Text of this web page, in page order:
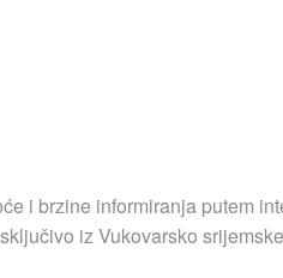
i brzine informiranja putem
iz Vukovarsko